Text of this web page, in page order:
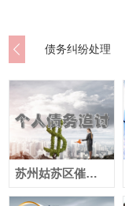
债务纠纷处理
苏州姑苏区催收公司